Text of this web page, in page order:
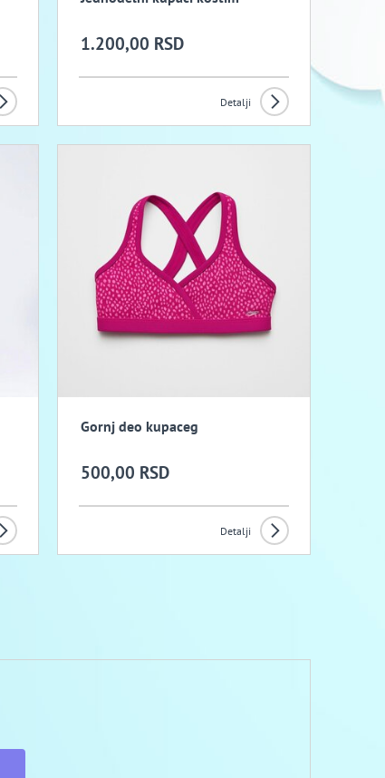
1.200,00 RSD
Detalji
Gornj deo kupaceg
500,00 RSD
Detalji